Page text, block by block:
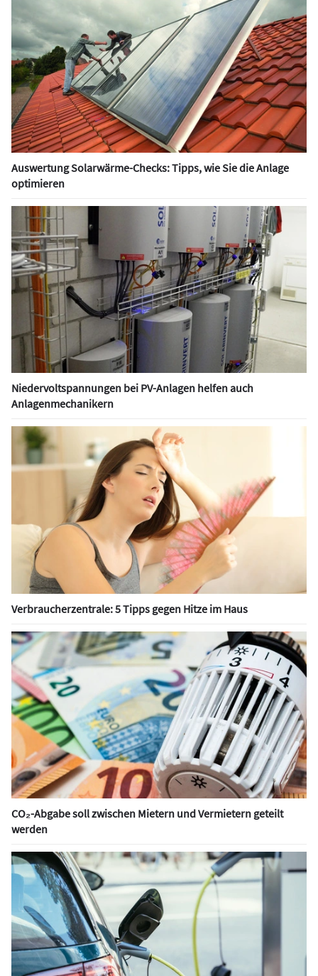
Auswertung Solarwärme-Checks: Tipps, wie Sie die Anlage
optimieren
Niedervoltspannungen bei PV-Anlagen helfen auch
Anlagenmechanikern
Verbraucherzentrale: 5 Tipps gegen Hitze im Haus
CO₂-Abgabe soll zwischen Mietern und Vermietern geteilt
werden